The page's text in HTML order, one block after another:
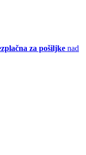
za pošiljke nad